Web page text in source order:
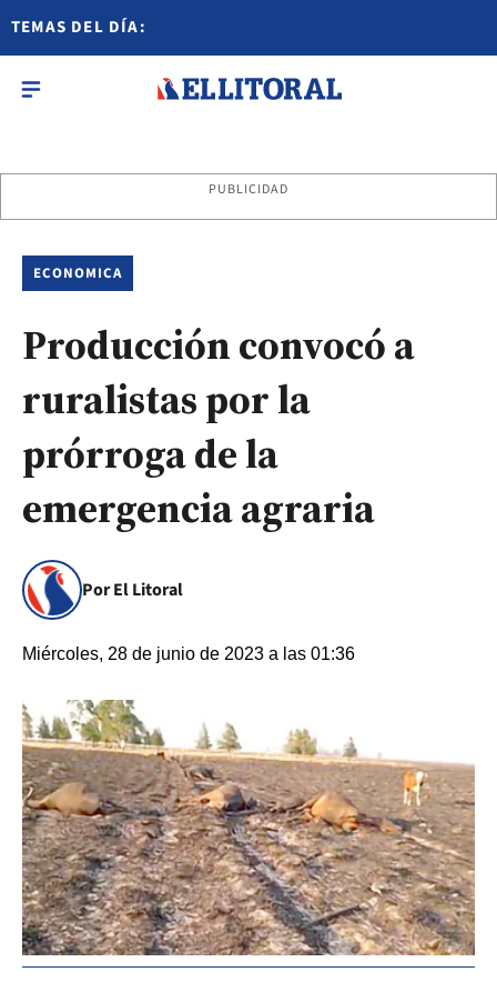
TEMAS DEL DÍA:
PUBLICIDAD
ECONOMICA
Producción convocó a
ruralistas por la
prórroga de la
emergencia agraria
Por El Litoral
Miércoles, 28 de junio de 2023 a las 01:36